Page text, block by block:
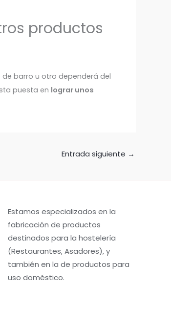
productos
de barro u otro dependerá del
puesta en lograr unos
Entrada siguiente →
Estamos especializados en la
fabricación de productos
destinados para la hostelería
(Restaurantes, Asadores), y
también en la de productos para
uso doméstico.